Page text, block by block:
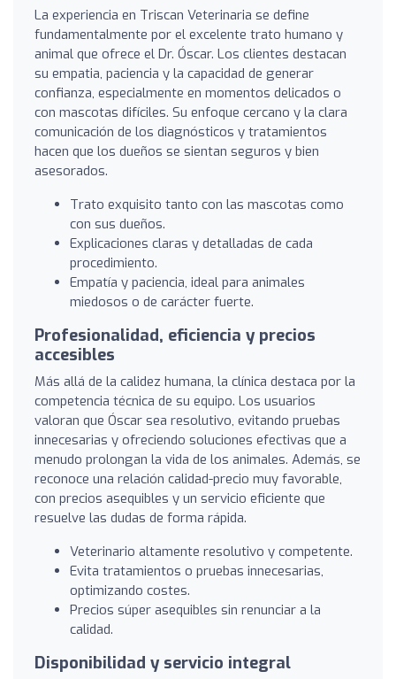
La experiencia en Triscan Veterinaria se define
fundamentalmente por el excelente trato humano y
animal que ofrece el Dr. Óscar. Los clientes destacan
su empatia, paciencia y la capacidad de generar
confianza, especialmente en momentos delicados o
con mascotas difíciles. Su enfoque cercano y la clara
comunicación de los diagnósticos y tratamientos
hacen que los dueños se sientan seguros y bien
asesorados.
Trato exquisito tanto con las mascotas como
con sus dueños.
Explicaciones claras y detalladas de cada
procedimiento.
Empatía y paciencia, ideal para animales
miedosos o de carácter fuerte.
Profesionalidad, eficiencia y precios
accesibles
Más allá de la calidez humana, la clínica destaca por la
competencia técnica de su equipo. Los usuarios
valoran que Óscar sea resolutivo, evitando pruebas
innecesarias y ofreciendo soluciones efectivas que a
menudo prolongan la vida de los animales. Además, se
reconoce una relación calidad-precio muy favorable,
con precios asequibles y un servicio eficiente que
resuelve las dudas de forma rápida.
Veterinario altamente resolutivo y competente.
Evita tratamientos o pruebas innecesarias,
optimizando costes.
Precios súper asequibles sin renunciar a la
calidad.
Disponibilidad y servicio integral